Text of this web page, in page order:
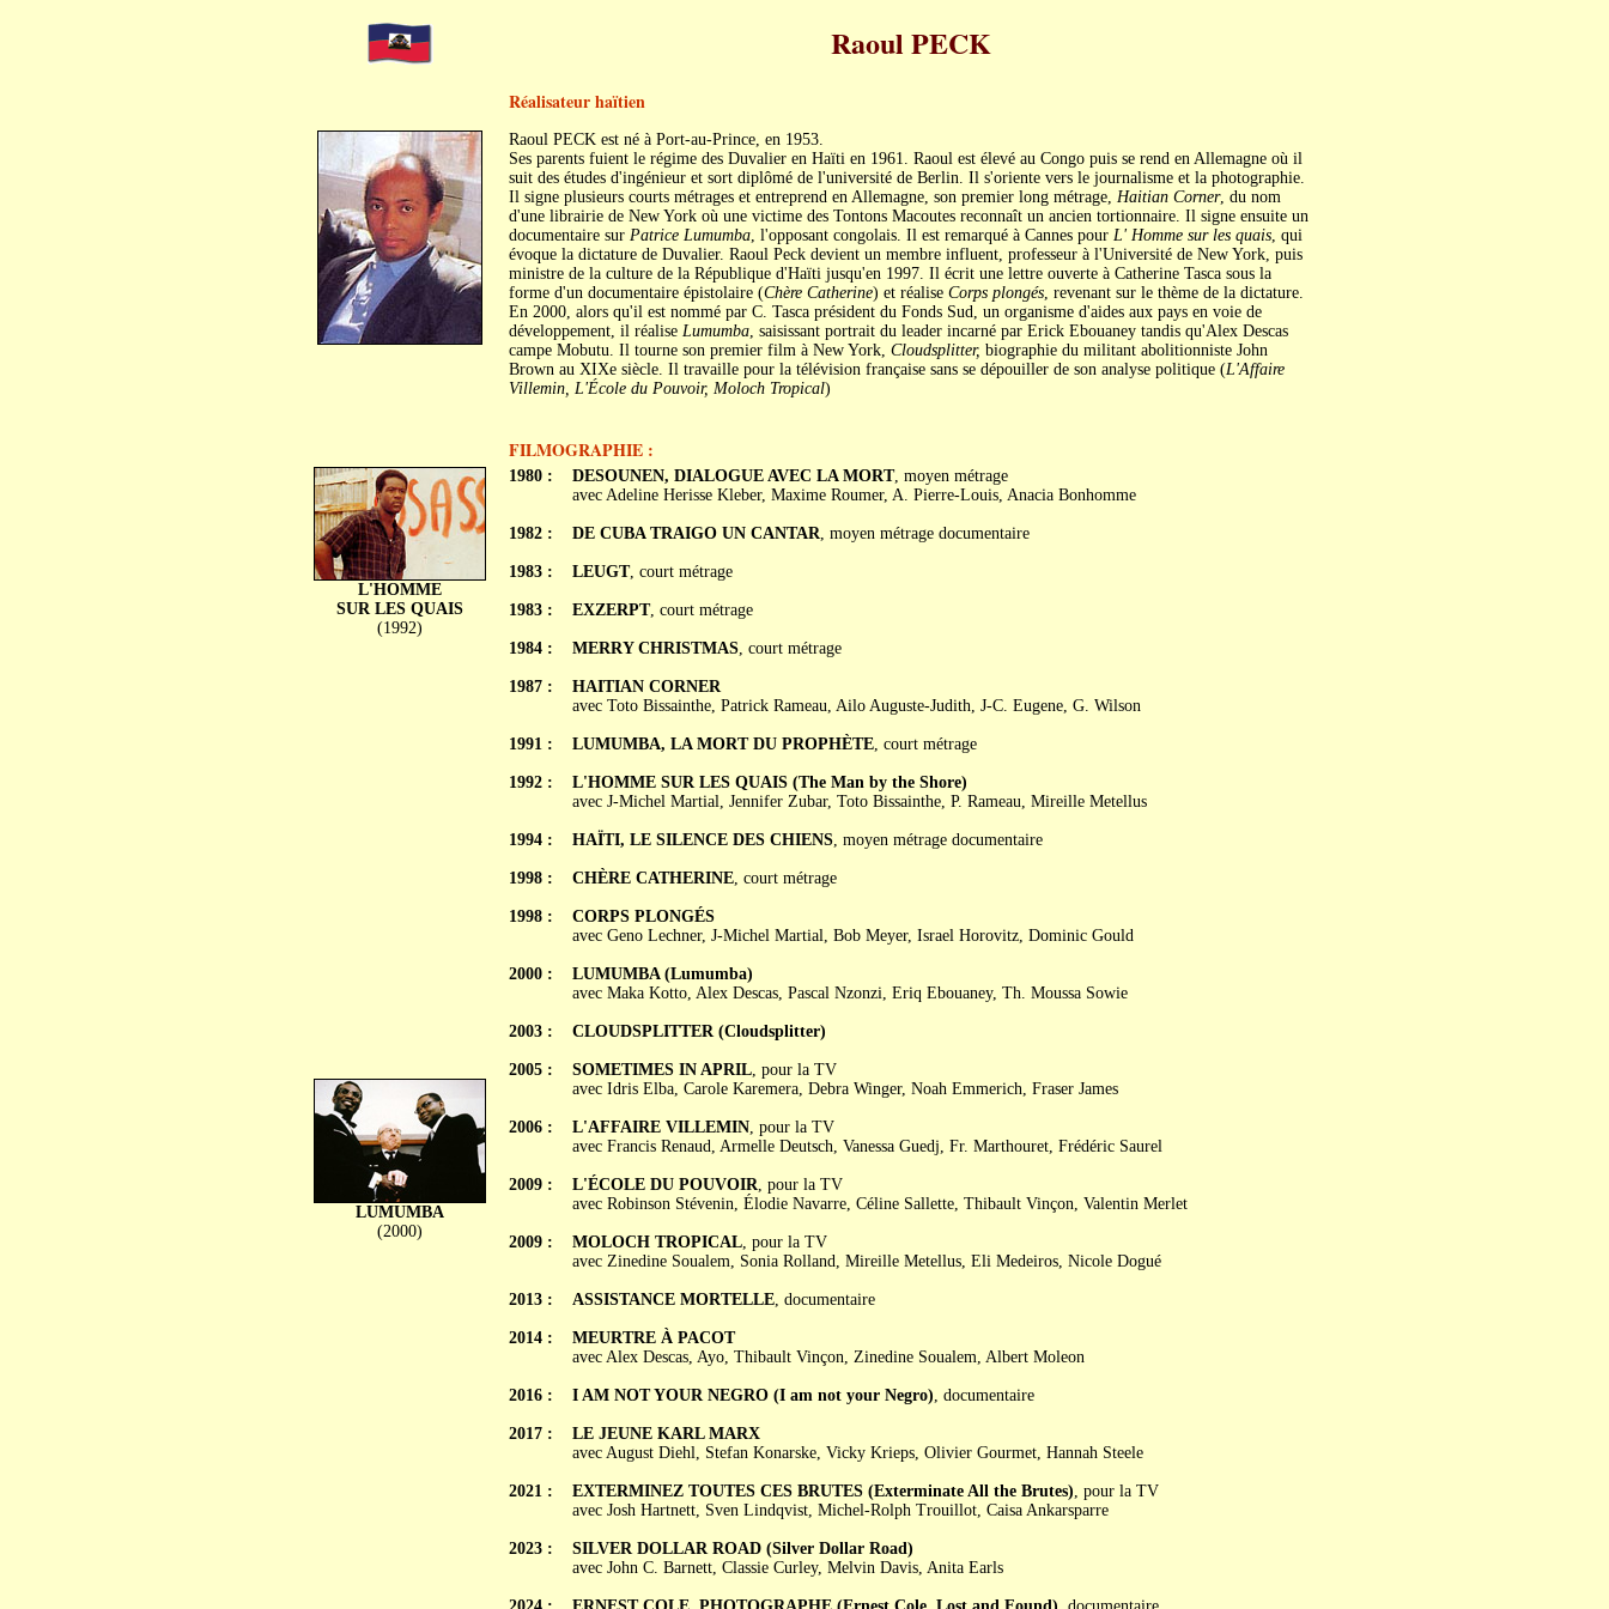
Raoul PECK
Réalisateur haïtien
Raoul PECK est né à Port-au-Prince, en 1953.
Ses parents fuient le régime des Duvalier en Haïti en 1961. Raoul est élevé au Congo puis se rend en Allemagne où il
suit des études d'ingénieur et sort diplômé de l'université de Berlin. Il s'oriente vers le journalisme et la photographie.
Il signe plusieurs courts métrages et entreprend en Allemagne, son premier long métrage, Haitian Corner, du nom
d'une librairie de New York où une victime des Tontons Macoutes reconnaît un ancien tortionnaire. Il signe ensuite un
documentaire sur Patrice Lumumba, l'opposant congolais. Il est remarqué à Cannes pour L' Homme sur les quais, qui
évoque la dictature de Duvalier. Raoul Peck devient un membre influent, professeur à l'Université de New York, puis
ministre de la culture de la République d'Haïti jusqu'en 1997. Il écrit une lettre ouverte à Catherine Tasca sous la
forme d'un documentaire épistolaire (Chère Catherine) et réalise Corps plongés, revenant sur le thème de la dictature.
En 2000, alors qu'il est nommé par C. Tasca président du Fonds Sud, un organisme d'aides aux pays en voie de
développement, il réalise Lumumba, saisissant portrait du leader incarné par Erick Ebouaney tandis qu'Alex Descas
campe Mobutu. Il tourne son premier film à New York, Cloudsplitter, biographie du militant abolitionniste John
Brown au XIXe siècle. Il travaille pour la télévision française sans se dépouiller de son analyse politique (L'Affaire
Villemin, L'École du Pouvoir, Moloch Tropical)
FILMOGRAPHIE :
L'HOMME
SUR LES QUAIS
(1992)
LUMUMBA
(2000)
1980 :
1982 :
1983 :
1983 :
1984 :
1987 :
1991 :
1992 :
1994 :
1998 :
1998 :
2000 :
2003 :
2005 :
2006 :
2009 :
2009 :
2013 :
2014 :
2016 :
2017 :
2021 :
2023 :
DESOUNEN, DIALOGUE AVEC LA MORT, moyen métrage
avec Adeline Herisse Kleber, Maxime Roumer, A. Pierre-Louis, Anacia Bonhomme
DE CUBA TRAIGO UN CANTAR, moyen métrage documentaire
LEUGT, court métrage
EXZERPT, court métrage
MERRY CHRISTMAS, court métrage
HAITIAN CORNER
avec Toto Bissainthe, Patrick Rameau, Ailo Auguste-Judith, J-C. Eugene, G. Wilson
LUMUMBA, LA MORT DU PROPHÈTE, court métrage
L'HOMME SUR LES QUAIS (The Man by the Shore)
avec J-Michel Martial, Jennifer Zubar, Toto Bissainthe, P. Rameau, Mireille Metellus
HAÏTI, LE SILENCE DES CHIENS, moyen métrage documentaire
CHÈRE CATHERINE, court métrage
CORPS PLONGÉS
avec Geno Lechner, J-Michel Martial, Bob Meyer, Israel Horovitz, Dominic Gould
LUMUMBA (Lumumba)
avec Maka Kotto, Alex Descas, Pascal Nzonzi, Eriq Ebouaney, Th. Moussa Sowie
CLOUDSPLITTER (Cloudsplitter)
SOMETIMES IN APRIL, pour la TV
avec Idris Elba, Carole Karemera, Debra Winger, Noah Emmerich, Fraser James
L'AFFAIRE VILLEMIN, pour la TV
avec Francis Renaud, Armelle Deutsch, Vanessa Guedj, Fr. Marthouret, Frédéric Saurel
L'ÉCOLE DU POUVOIR, pour la TV
avec Robinson Stévenin, Élodie Navarre, Céline Sallette, Thibault Vinçon, Valentin Merlet
MOLOCH TROPICAL, pour la TV
avec Zinedine Soualem, Sonia Rolland, Mireille Metellus, Eli Medeiros, Nicole Dogué
ASSISTANCE MORTELLE, documentaire
MEURTRE À PACOT
avec Alex Descas, Ayo, Thibault Vinçon, Zinedine Soualem, Albert Moleon
I AM NOT YOUR NEGRO (I am not your Negro), documentaire
LE JEUNE KARL MARX
avec August Diehl, Stefan Konarske, Vicky Krieps, Olivier Gourmet, Hannah Steele
EXTERMINEZ TOUTES CES BRUTES (Exterminate All the Brutes), pour la TV
avec Josh Hartnett, Sven Lindqvist, Michel-Rolph Trouillot, Caisa Ankarsparre
SILVER DOLLAR ROAD (Silver Dollar Road)
avec John C. Barnett, Classie Curley, Melvin Davis, Anita Earls